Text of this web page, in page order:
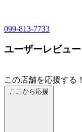
099-813-7733
ユーザーレビュー
この店舗を応援する！
ここから応援